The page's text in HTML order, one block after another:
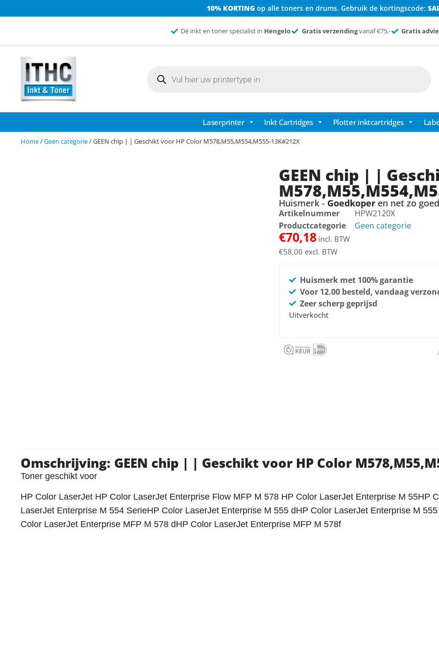
10% KORTINGop alle toners en drums. Gebruik de kortingscode:
Dé inkt en toner specialist in Hengelo Gratis verzendingvanaf €75,- Gratis
Laserprinter Inkt Cartridges Plotter inktcartridges
Home/Geen categorie/ GEEN chip | | Geschikt voor HP Color M578,M55,M554,M555-13K#212X
GEEN chip | |
Huismerk - Goedkoperen net zo
Artikelnummer
HPW2120X
Productcategorie
Geen categorie
€70,18incl. BTW
€58,00 excl. BTW
Huismerk met 100% garantie
Voor 12.00 besteld, vandaag
Zeer scherp geprijsd
Uitverkocht
Omschrijving: GEEN chip | | Geschikt voor HP Color
Toner geschikt voor
HP Color LaserJet HP Color LaserJet Enterprise Flow MFP M 578 HP Color LaserJet Enterprise M 55HP
LaserJet Enterprise M 554 SerieHP Color LaserJet Enterprise M 555 dHP Color LaserJet Enterprise M
Color LaserJet Enterprise MFP M 578 dHP Color LaserJet Enterprise MFP M 578f